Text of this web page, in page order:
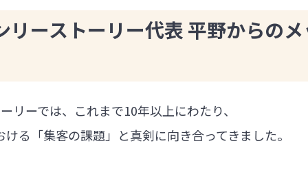
リーストーリー代表 平野からの
リーでは、これまで10年以上にわたり、
る「集客の課題」と真剣に向き合ってきました。